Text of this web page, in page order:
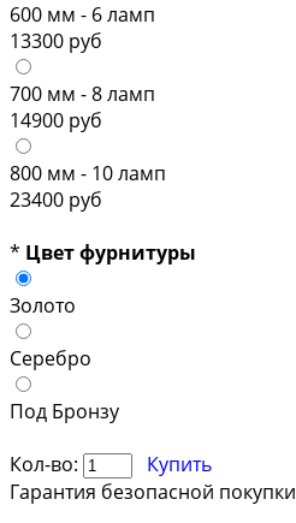
600 мм - 6 ламп
13300 руб
700 мм - 8 ламп
14900 руб
800 мм - 10 ламп
23400 руб
* Цвет фурнитуры
Золото
Серебро
Под Бронзу
Кол-во:
Купить
Гарантия безопасной покупки